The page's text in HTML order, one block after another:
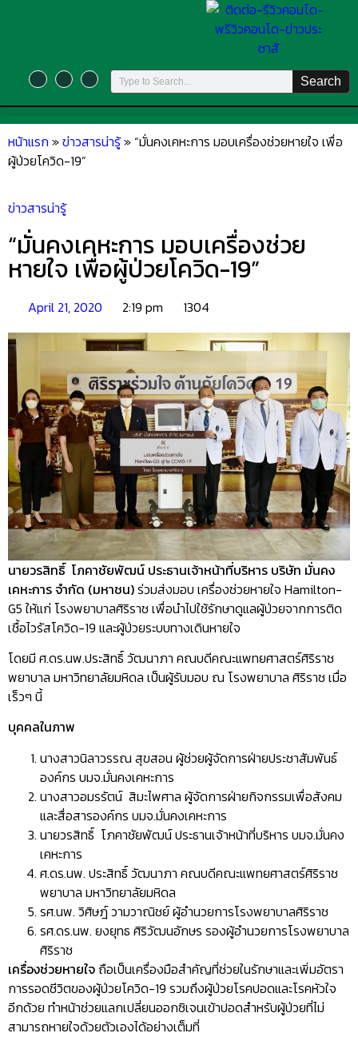
Search
หน้าแรก »ข่าวสารน่ารู้» “มั่นคงเคหะการ มอบเครื่องช่วยหายใจ เพื่อ
ผู้ป่วยโควิด-19”
ข่าวสารน่ารู้
“มั่นคงเคหะการ มอบเครื่องช่วย
หายใจ เพื่อผู้ป่วยโควิด-19”
April 21, 2020 2:19 pm 1304
นายวรสิทธิ์ โภคาชัยพัฒน์ ประธานเจ้าหน้าที่บริหาร บริษัท มั่นคง
เคหะการ จำกัด (มหาชน)ร่วมส่งมอบ เครื่องช่วยหายใจ Hamilton-
G5 ให้แก่ โรงพยาบาลศิริราช เพื่อนำไปใช้รักษาดูแลผู้ป่วยจากการติด
เชื้อไวรัสโควิด-19 และผู้ป่วยระบบทางเดินหายใจ
โดยมี ศ.ดร.นพ.ประสิทธิ์ วัฒนาภา คณบดีคณะแพทยศาสตร์ศิริราช
พยาบาล มหาวิทยาลัยมหิดล เป็นผู้รับมอบ ณ โรงพยาบาล ศิริราช เมื่อ
เร็วๆ นี้
บุคคลในภาพ
นางสาวนิลาวรรณ สุขสอน ผู้ช่วยผู้จัดการฝ่ายประชาสัมพันธ์
องค์กร บมจ.มั่นคงเคหะการ
นางสาวอมรรัตน์ สิมะไพศาล ผู้จัดการฝ่ายกิจกรรมเพื่อสังคม
และสื่อสารองค์กร บมจ.มั่นคงเคหะการ
นายวรสิทธิ์ โภคาชัยพัฒน์ ประธานเจ้าหน้าที่บริหาร บมจ.มั่นคง
เคหะการ
ศ.ดร.นพ. ประสิทธิ์ วัฒนาภา คณบดีคณะแพทยศาสตร์ศิริราช
พยาบาล มหาวิทยาลัยมหิดล
รศ.นพ. วิศิษฎ์ วามวาณิชย์ ผู้อำนวยการโรงพยาบาลศิริราช
รศ.ดร.นพ. ยงยุทธ ศิริวัฒนอักษร รองผู้อำนวยการโรงพยาบาล
ศิริราช
เครื่องช่วยหายใจ ถือเป็นเครื่องมือสำคัญที่ช่วยในรักษาและเพิ่มอัตรา
การรอดชีวิตของผู้ป่วยโควิด-19 รวมถึงผู้ป่วยโรคปอดและโรคหัวใจ
อีกด้วย ทำหน้าช่วยแลกเปลี่ยนออกซิเจนเข้าปอดสำหรับผู้ป่วยที่ไม่
สามารถหายใจด้วยตัวเองได้อย่างเต็มที่